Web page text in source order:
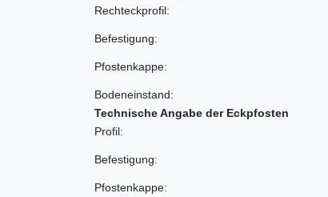
Rechteckprofil:
Befestigung:
Pfostenkappe:
Bodeneinstand:
Technische Angabe der Eckpfosten
Profil:
Befestigung:
Pfostenkappe: